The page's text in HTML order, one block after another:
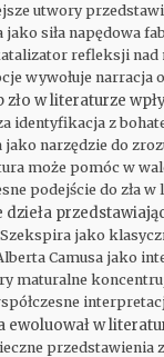
utwory
jako siła napędowa
refleksji
wywołuje narracja o
zło w literaturze
identyfikacja z
narzędzie do
może pomóc w
podejście do zła
dzieła
Szekspira jako
Alberta Camusa jako
maturalne
ewoluował w
przedstawienia